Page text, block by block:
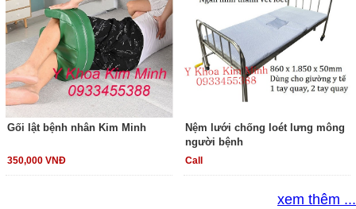
Gối lật bệnh nhân Kim Minh
350,000 VNĐ
Nệm lưới chống loét lưng mông
người bệnh
Call
xem thêm ...